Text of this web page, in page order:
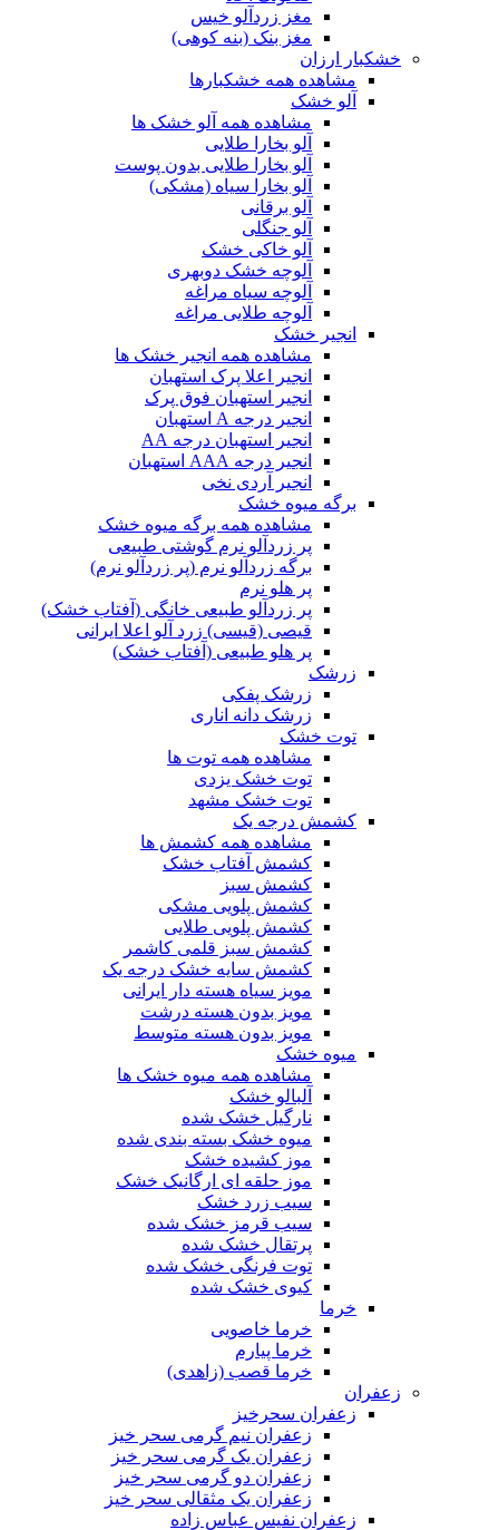
مغز زردآلو خیس
مغز بنک (بنه کوهی)
خشکبار ارزان
مشاهده همه خشکبارها
آلو خشک
مشاهده همه آلو خشک ها
آلو بخارا طلایی
آلو بخارا طلایی بدون پوست
آلو بخارا سیاه (مشکی)
آلو برقانی
آلو جنگلی
آلو خاکی خشک
آلوچه خشک دوبهری
آلوچه سیاه مراغه
آلوچه طلایی مراغه
انجیر خشک
مشاهده همه انجیر خشک ها
انجیر اعلا پرک استهبان
انجیر استهبان فوق پرک
انجیر درجه A استهبان
انجیر استهبان درجه AA
انجیر درجه AAA استهبان
انجیر آردی نخی
برگه میوه خشک
مشاهده همه برگه میوه خشک
پر زردآلو نرم گوشتی طبیعی
برگه زردآلو نرم (پر زردآلو نرم)
پر هلو نرم
پر زردآلو طبیعی خانگی (آفتاب خشک)
قیصی (قیسی) زرد آلو اعلا ایرانی
پر هلو طبیعی (آفتاب خشک)
زرشک
زرشک پفکی
زرشک دانه اناری
توت خشک
مشاهده همه توت ها
توت خشک یزدی
توت خشک مشهد
کشمش درجه یک
مشاهده همه کشمش ها
کشمش آفتاب خشک
کشمش سبز
کشمش پلویی مشکی
کشمش پلویی طلایی
کشمش سبز قلمی کاشمر
کشمش سایه خشک درجه یک
مویز سیاه هسته دار ایرانی
مویز بدون هسته درشت
مویز بدون هسته متوسط
میوه خشک
مشاهده همه میوه خشک ها
آلبالو خشک
نارگیل خشک شده
میوه خشک بسته بندی شده
موز کشیده خشک
موز حلقه ای ارگانیک خشک
سیب زرد خشک
سیب قرمز خشک شده
پرتقال خشک شده
توت فرنگی خشک شده
کیوی خشک شده
خرما
خرما خاصویی
خرما پیارم
خرما قصب (زاهدی)
زعفران
زعفران سحرخیز
زعفران نیم گرمی سحر خیز
زعفران یک گرمی سحر خیز
زعفران دو گرمی سحر خیز
زعفران یک مثقالی سحر خیز
زعفران نفیس عباس زاده